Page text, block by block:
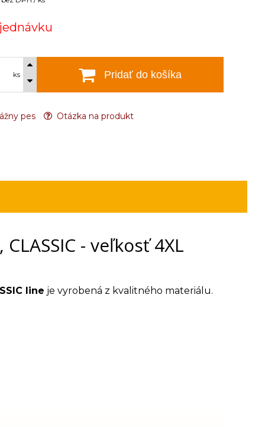
ks Pridať do košíka
pes Otázka na produkt
- veľkosť 4XL
line je vyrobená z kvalitného materiálu.